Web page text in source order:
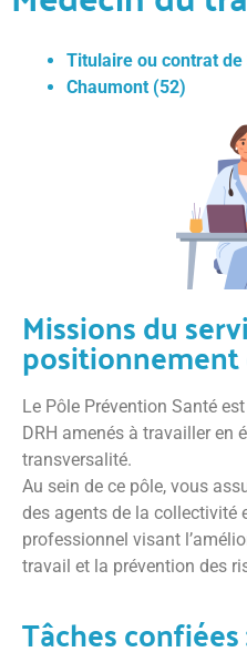
Titulaire ou contrat de
Chaumont (52)
Missions du
positionnement
Le Pôle Prévention Santé
DRH amenés à travailler en
transversalité.
Au sein de ce pôle, vous
des agents de la collectivité
professionnel visant
travail et la prévention des
Tâches confiées